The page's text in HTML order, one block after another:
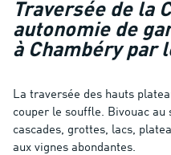
Traversée de la
autonomie de
à Chambéry par
La traversée des hauts
couper le souffle. Bivouac au
cascades, grottes, lacs,
aux vignes abondantes.